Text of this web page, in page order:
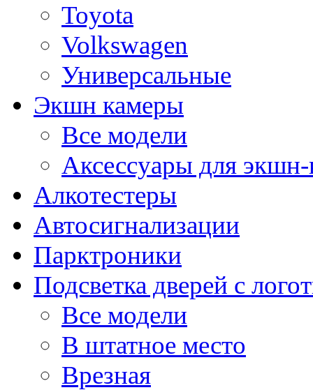
Toyota
Volkswagen
Универсальные
Экшн камеры
Все модели
Аксессуары для
Алкотестеры
Автосигнализации
Парктроники
Подсветка дверей с
Все модели
В штатное место
Врезная